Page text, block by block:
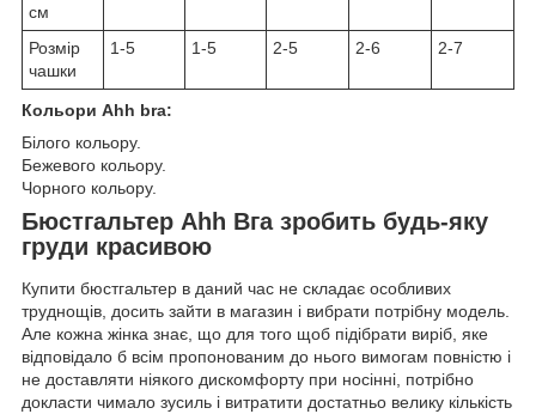
см
Розмір
чашки
1-5 1-5 2-5 2-6 2-7
Кольори Ahh bra:
Білого кольору.
Бежевого кольору.
Чорного кольору.
Бюстгальтер Аһһ Вга зробить будь-яку
груди красивою
Купити бюстгальтер в даний час не складає особливих
труднощів, досить зайти в магазин і вибрати потрібну модель.
Але кожна жінка знає, що для того щоб підібрати виріб, яке
відповідало б всім пропонованим до нього вимогам повністю і
не доставляти ніякого дискомфорту при носінні, потрібно
докласти чимало зусиль і витратити достатньо велику кількість